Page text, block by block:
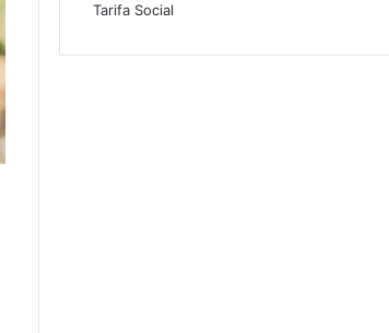
Tarifa Social